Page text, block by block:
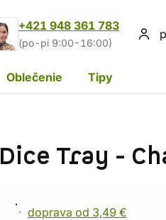
+421 948 361 783
(po-pi 9:00-16:00)
Oblečenie Tipy
Dice Tray -
doprava od 3,49 €